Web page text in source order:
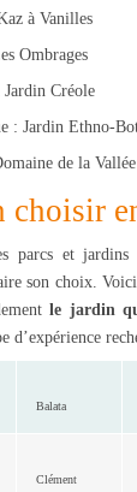
à Vanilles
Ombrages
Créole
: Jardin Ethno-
de la Vallée
choisir
parcs et
son choix.
le jardin
d’expérience
Balata
Clément